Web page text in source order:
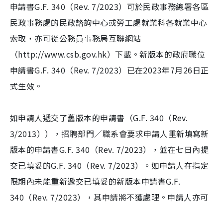
申請書G.F. 340（Rev. 7/2023）可於民政事務總署各區
民政事務處的民政諮詢中心或勞工處就業科各就業中心
索取，亦可從公務員事務局互聯網站
（http://www.csb.gov.hk）下載。新版本的政府職位
申請書G.F. 340（Rev. 7/2023）已在2023年7月26日正
式生效。
如申請人遞交了舊版本的申請書（G.F. 340（Rev.
3/2013）），招聘部門／職系會要求申請人重新填寫新
版本的申請書G.F. 340（Rev. 7/2023），並在七日內提
交已填妥的G.F. 340（Rev. 7/2023）。如申請人在指定
限期內未能重新遞交已填妥的新版本申請書G.F.
340（Rev. 7/2023），其申請將不獲處理。申請人亦可